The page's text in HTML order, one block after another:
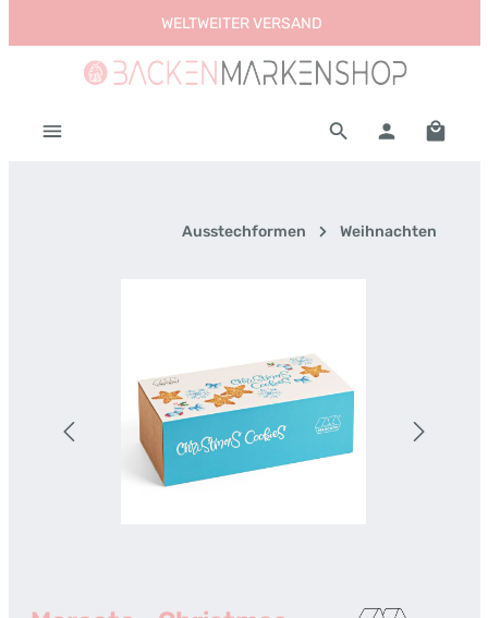
Zum Hauptinhalt springenWELTWEITER VERSAND
Ausstechformen Weihnachten